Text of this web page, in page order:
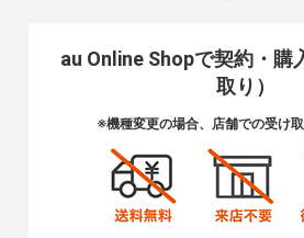
au Online Shopで契約・購
取り）
※機種変更の場合、店舗での受け取